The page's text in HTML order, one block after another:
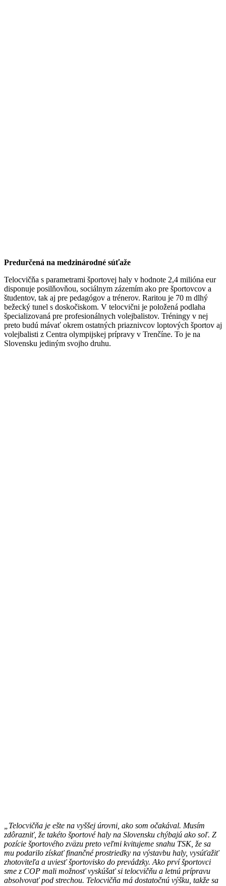
Predurčená na medzinárodné súťaže
Telocvičňa s parametrami športovej haly v hodnote 2,4 milióna eur
disponuje posilňovňou, sociálnym zázemím ako pre športovcov a
študentov, tak aj pre pedagógov a trénerov. Raritou je 70 m dlhý
bežecký tunel s doskočiskom. V telocvični je položená podlaha
špecializovaná pre profesionálnych volejbalistov. Tréningy v nej
preto budú mávať okrem ostatných priaznivcov loptových športov aj
volejbalisti z Centra olympijskej prípravy v Trenčíne. To je na
Slovensku jediným svojho druhu.
„Telocvičňa je ešte na vyššej úrovni, ako som očakával. Musím
zdôrazniť, že takéto športové haly na Slovensku chýbajú ako soľ. Z
pozície športového zväzu preto veľmi kvitujeme snahu TSK, že sa
mu podarilo získať finančné prostriedky na výstavbu haly, vysúťažiť
zhotoviteľa a uviesť športovisko do prevádzky. Ako prví športovci
sme z COP mali možnosť vyskúšať si telocvičňu a letnú prípravu
absolvovať pod strechou. Telocvičňa má dostatočnú výšku, takže sa